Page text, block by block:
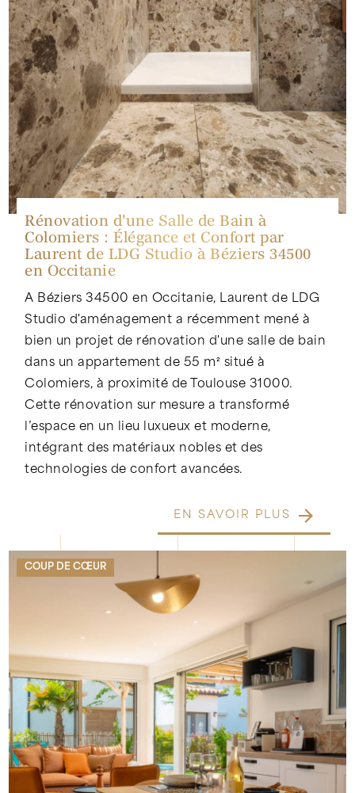
Rénovation d'une Salle de Bain à
Colomiers : Élégance et Confort par
Laurent de LDG Studio à Béziers 34500
en Occitanie
A Béziers 34500 en Occitanie, Laurent de LDG
Studio d'aménagement a récemment mené à
bien un projet de rénovation d'une salle de bain
dans un appartement de 55 m² situé à
Colomiers, à proximité de Toulouse 31000.
Cette rénovation sur mesure a transformé
l’espace en un lieu luxueux et moderne,
intégrant des matériaux nobles et des
technologies de confort avancées.
EN SAVOIR PLUS
COUP DE CŒUR